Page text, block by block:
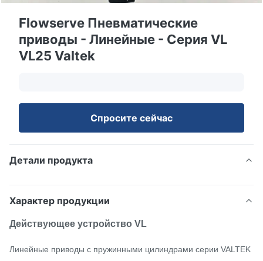
Flowserve Пневматические
приводы - Линейные - Серия VL
VL25 Valtek
Спросите сейчас
Детали продукта
Характер продукции
Действующее устройство VL
Линейные приводы с пружинными цилиндрами серии VALTEK